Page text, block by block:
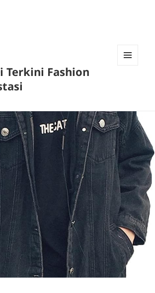
Terkini Fashion